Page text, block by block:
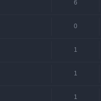
6
0
1
1
1